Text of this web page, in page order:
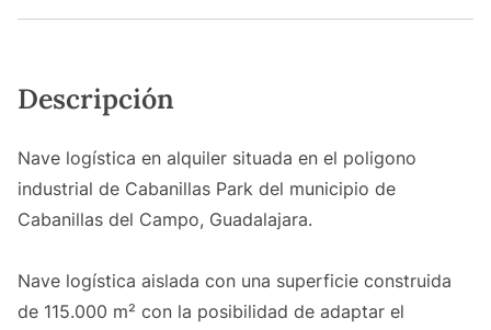
Descripción
Nave logística en alquiler situada en el poligono
industrial de Cabanillas Park del municipio de
Cabanillas del Campo, Guadalajara.
Nave logística aislada con una superficie construida
de 115.000 m² con la posibilidad de adaptar el